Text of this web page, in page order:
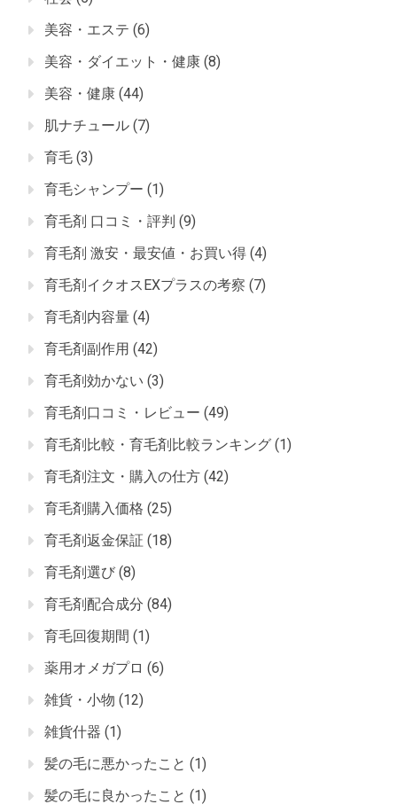
美容・エステ (6)
美容・ダイエット・健康 (8)
美容・健康 (44)
肌ナチュール (7)
育毛 (3)
育毛シャンプー (1)
育毛剤 口コミ・評判 (9)
育毛剤 激安・最安値・お買い得 (4)
育毛剤イクオスEXプラスの考察 (7)
育毛剤内容量 (4)
育毛剤副作用 (42)
育毛剤効かない (3)
育毛剤口コミ・レビュー (49)
育毛剤比較・育毛剤比較ランキング (1)
育毛剤注文・購入の仕方 (42)
育毛剤購入価格 (25)
育毛剤返金保証 (18)
育毛剤選び (8)
育毛剤配合成分 (84)
育毛回復期間 (1)
薬用オメガプロ (6)
雑貨・小物 (12)
雑貨什器 (1)
髪の毛に悪かったこと (1)
髪の毛に良かったこと (1)